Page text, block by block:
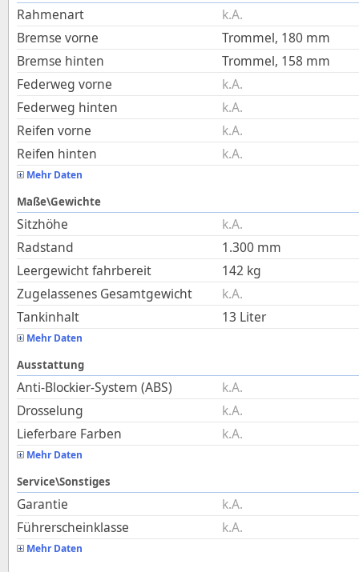
Rahmenart
k.A.
Bremse vorne
Trommel, 180 mm
Bremse hinten
Trommel, 158 mm
Federweg vorne
k.A.
Federweg hinten
k.A.
Reifen vorne
k.A.
Reifen hinten
k.A.
Mehr Daten
Maße\Gewichte
Sitzhöhe
k.A.
Radstand
1.300 mm
Leergewicht fahrbereit
142 kg
Zugelassenes Gesamtgewicht
k.A.
Tankinhalt
13 Liter
Mehr Daten
Ausstattung
Anti-Blockier-System (ABS)
k.A.
Drosselung
k.A.
Lieferbare Farben
k.A.
Mehr Daten
Service\Sonstiges
Garantie
k.A.
Führerscheinklasse
k.A.
Mehr Daten